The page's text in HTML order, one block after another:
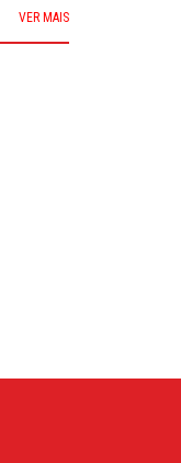
VER MAIS